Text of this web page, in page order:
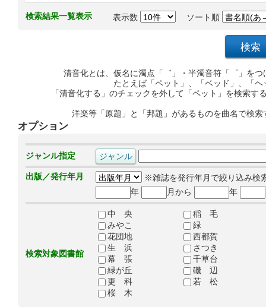
検索結果一覧表示 表示数 ソート順
清音化とは、仮名に濁点「゛」・半濁音符「゜」を
たとえば「ペット」、「ベッド」、「
「清音化する」のチェックを外して「ペット」を検索
洋楽等「原題」と「邦題」があるものを曲名で検
オプション
ジャンル指定
出版／発行年月
※雑誌を発行年月で絞り込み検
年
月から 年
検索対象図書館
中 央
稲 毛
みやこ
緑
花団地
西都賀
生 浜
さつき
幕 張
千草台
緑が丘
磯 辺
更 科
若 松
桜 木